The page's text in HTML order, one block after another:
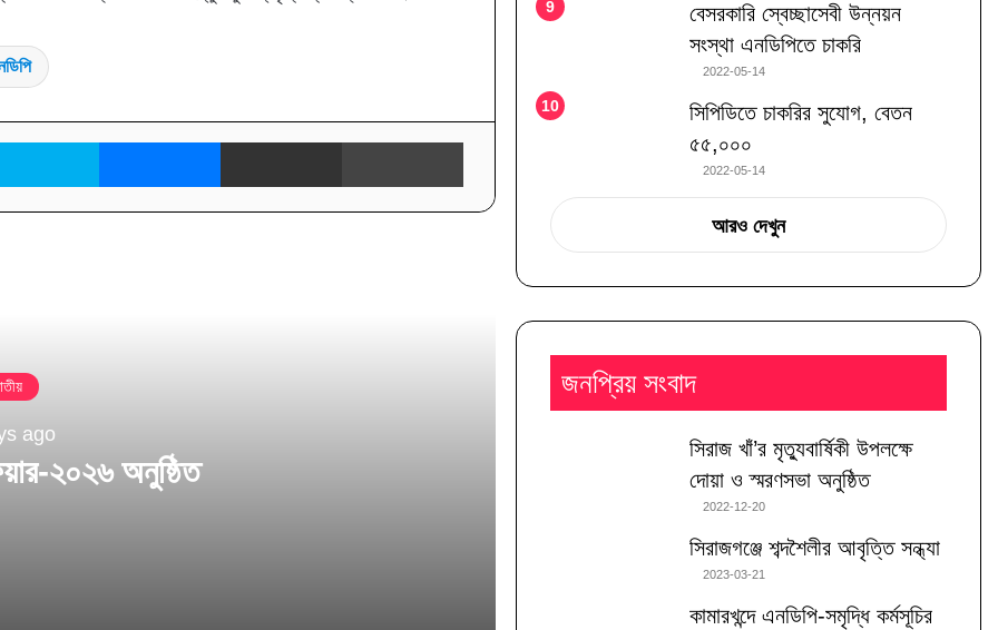
Skype Messenger Share via Email প্রিন্ট
ago
২০২৬ অনুষ্ঠিত
বেসরকারি স্বেচ্ছাসেবী উন্নয়ন
সংস্থা এনডিপিতে চাকরি
2022-05-14
সিপিডিতে চাকরির সুযোগ, বেতন
৫৫,০০০
2022-05-14
আরও দেখুন
জনপ্রিয় সংবাদ
সিরাজ খাঁ’র মৃত্যুবার্ষিকী উপলক্ষে
দোয়া ও স্মরণসভা অনুষ্ঠিত
2022-12-20
সিরাজগঞ্জে শব্দশৈলীর আবৃত্তি সন্ধ্যা
2023-03-21
কামারখন্দে এনডিপি-সমৃদ্ধি কর্মসূচির